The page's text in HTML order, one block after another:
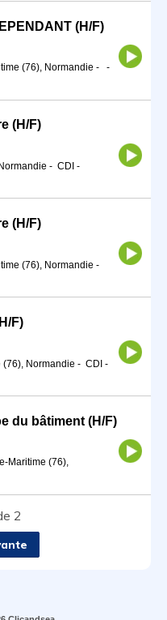
(H/F)
(76), Normandie -
-
(H/F)
- CDI -
(H/F)
(76), Normandie -
F)
Normandie - CDI -
du bâtiment (H/F)
Maritime (76),
2